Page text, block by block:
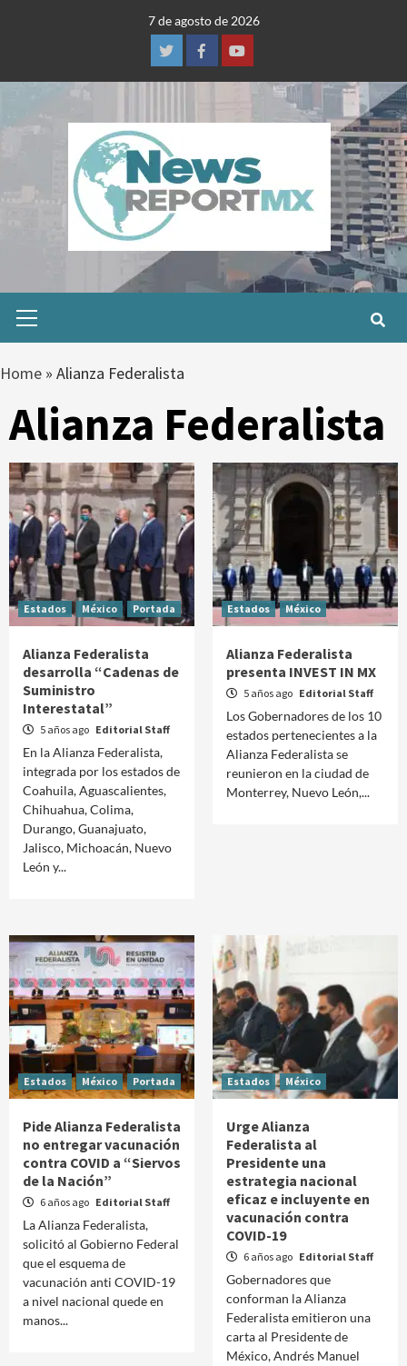
7 de agosto de 2026
TwitterFacebookYoutube
Menu
Home » Alianza Federalista
Alianza Federalista
Estados México Portada
Alianza Federalista
desarrolla “Cadenas de
Suministro
Interestatal”
5 años ago Editorial Staff
En la Alianza Federalista,
integrada por los estados de
Coahuila, Aguascalientes,
Chihuahua, Colima,
Durango, Guanajuato,
Jalisco, Michoacán, Nuevo
León y...
Estados México
Alianza Federalista
presenta INVEST IN MX
5 años ago Editorial Staff
Los Gobernadores de los 10
estados pertenecientes a la
Alianza Federalista se
reunieron en la ciudad de
Monterrey, Nuevo León,...
Estados México Portada
Pide Alianza Federalista
no entregar vacunación
contra COVID a “Siervos
de la Nación”
6 años ago Editorial Staff
La Alianza Federalista,
solicitó al Gobierno Federal
que el esquema de
vacunación anti COVID-19
a nivel nacional quede en
manos...
Estados México
Urge Alianza
Federalista al
Presidente una
estrategia nacional
eficaz e incluyente en
vacunación contra
COVID-19
6 años ago Editorial Staff
Gobernadores que
conforman la Alianza
Federalista emitieron una
carta al Presidente de
México, Andrés Manuel